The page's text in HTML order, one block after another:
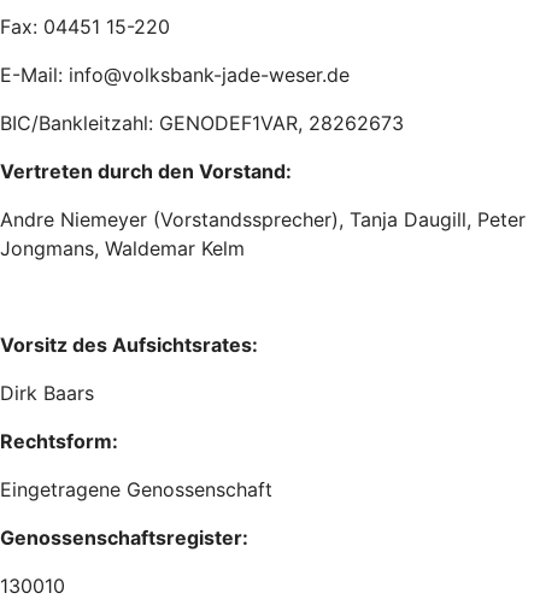
Fax: 04451 15-220
E-Mail: info@volksbank-jade-weser.de
BIC/Bankleitzahl: GENODEF1VAR, 28262673
Vertreten durch den Vorstand:
Andre Niemeyer (Vorstandssprecher), Tanja Daugill, Peter
Jongmans, Waldemar Kelm
Vorsitz des Aufsichtsrates:
Dirk Baars
Rechtsform:
Eingetragene Genossenschaft
Genossenschaftsregister:
130010